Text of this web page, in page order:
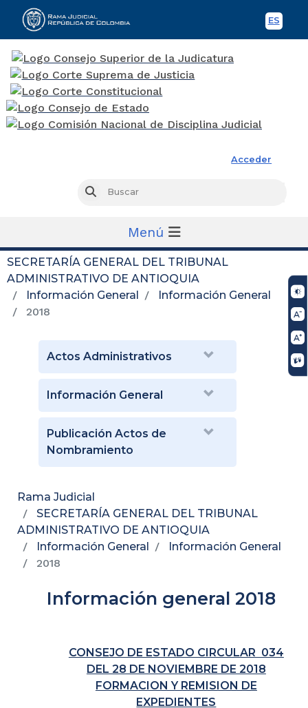
ES
Acceder
Buscar
Menú
SECRETARÍA GENERAL DEL TRIBUNAL
ADMINISTRATIVO DE ANTIOQUIA
Información General
Información General
2018
Actos Administrativos
Información General
Publicación Actos de
Nombramiento
Rama Judicial
SECRETARÍA GENERAL DEL TRIBUNAL
ADMINISTRATIVO DE ANTIOQUIA
Información General
Información General
2018
Información general 2018
CONSEJO DE ESTADO CIRCULAR 034
DEL 28 DE NOVIEMBRE DE 2018
FORMACION Y REMISION DE
EXPEDIENTES